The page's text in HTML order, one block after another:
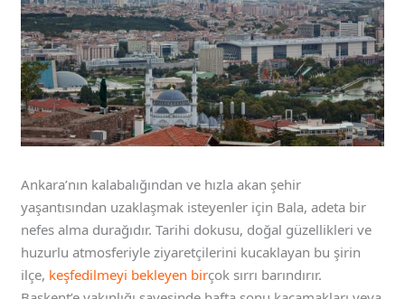
Ankara’nın kalabalığından ve hızla akan şehir
yaşantısından uzaklaşmak isteyenler için Bala, adeta bir
nefes alma durağıdır. Tarihi dokusu, doğal güzellikleri ve
huzurlu atmosferiyle ziyaretçilerini kucaklayan bu şirin
ilçe, keşfedilmeyi bekleyen birçok sırrı barındırır.